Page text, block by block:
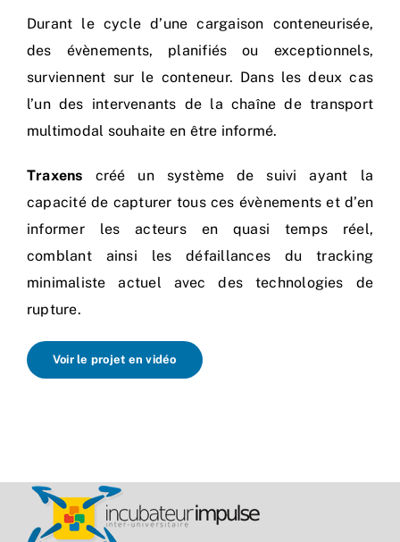
Durant le cycle d’une cargaison conteneurisée,
des évènements, planifiés ou exceptionnels,
surviennent sur le conteneur. Dans les deux cas
l’un des intervenants de la chaîne de transport
multimodal souhaite en être informé.
Traxens créé un système de suivi ayant la
capacité de capturer tous ces évènements et d’en
informer les acteurs en quasi temps réel,
comblant ainsi les défaillances du tracking
minimaliste actuel avec des technologies de
rupture.
Voir le projet en vidéo